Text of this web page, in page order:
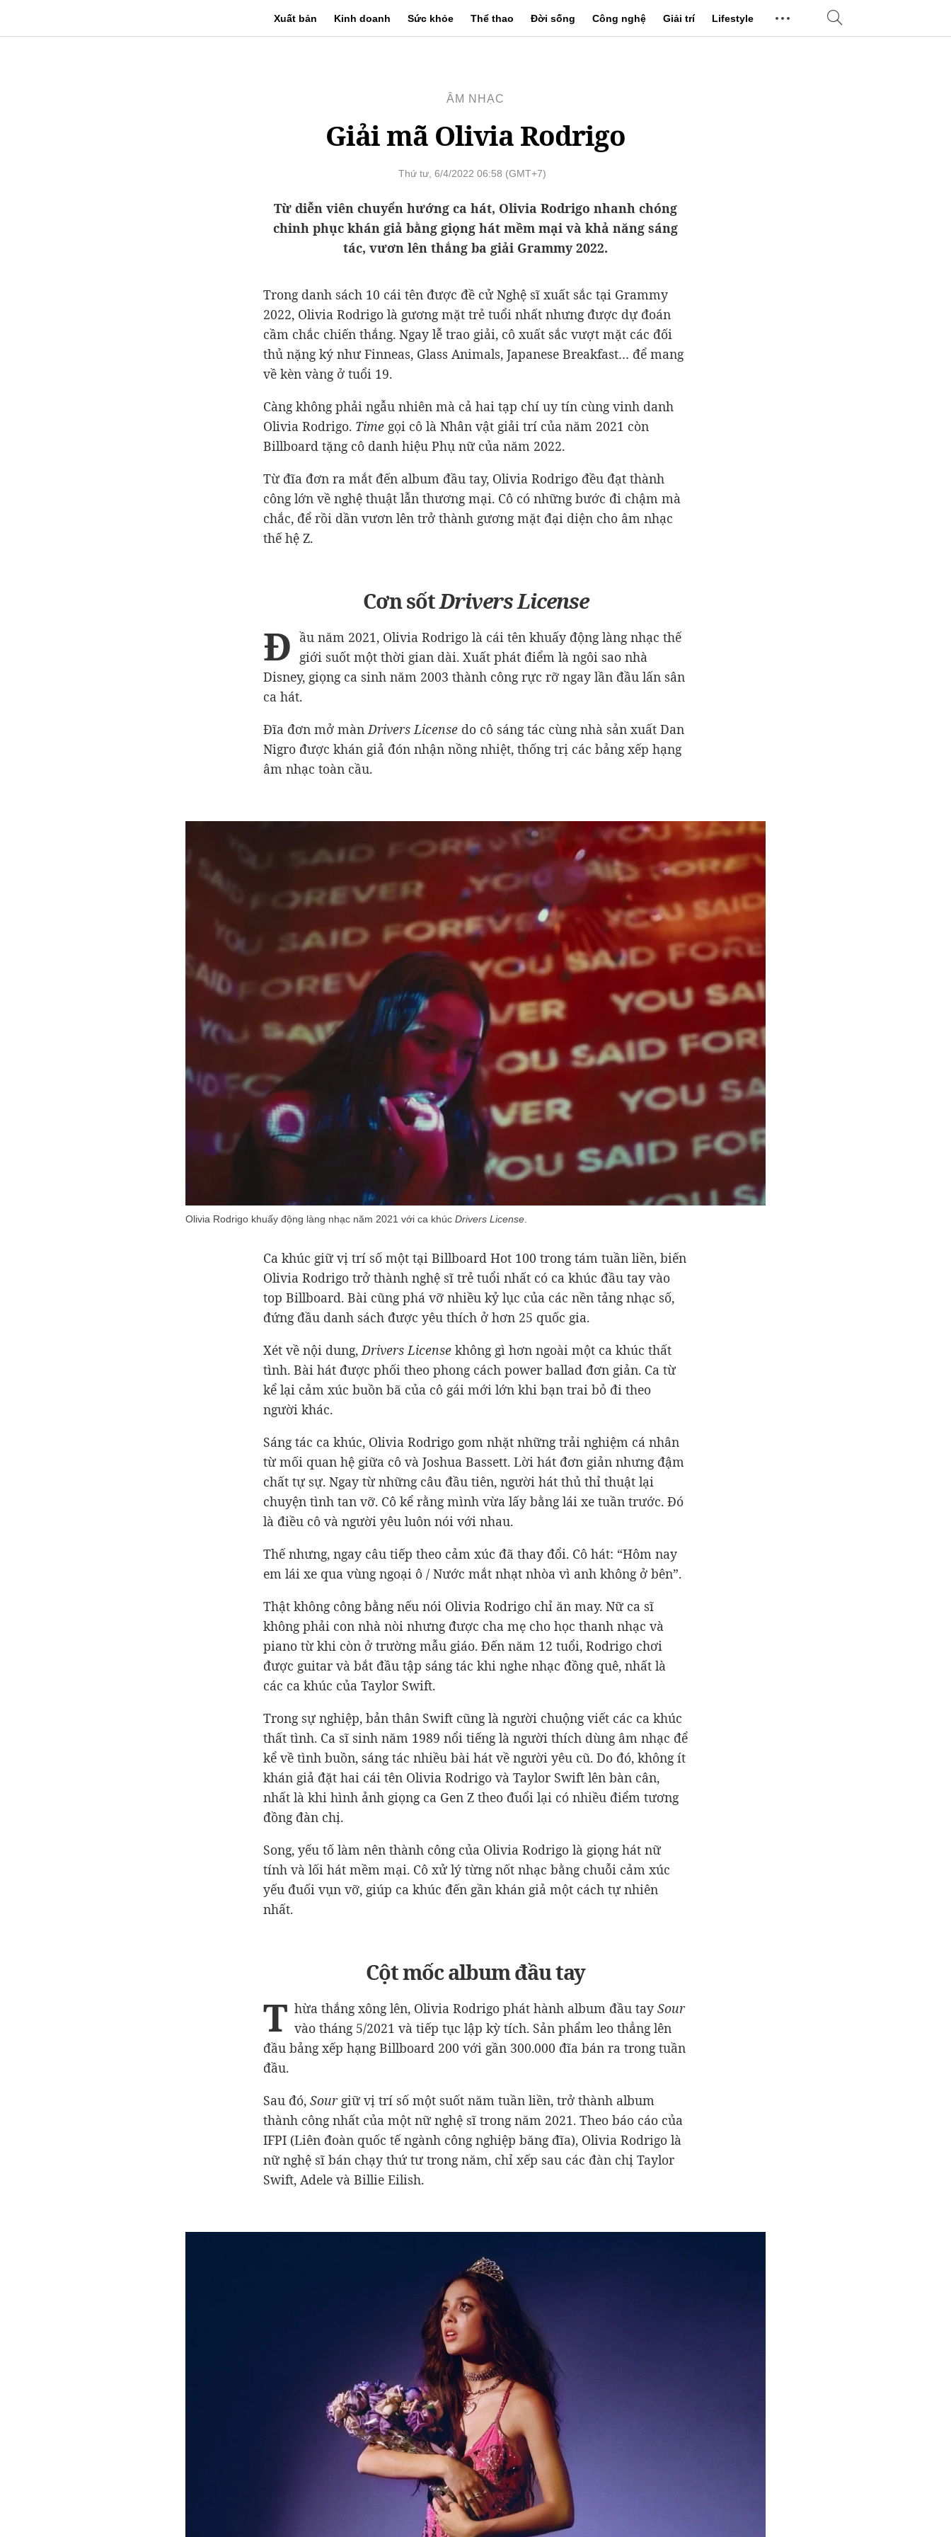
Xuất bản Kinh doanh Sức khỏe Thể thao Đời sống Công nghệ Giải trí Lifestyle
ÂM NHẠC
Giải mã Olivia Rodrigo
Thứ tư, 6/4/2022 06:58 (GMT+7)
Từ diễn viên chuyển hướng ca hát, Olivia Rodrigo nhanh chóng
chinh phục khán giả bằng giọng hát mềm mại và khả năng sáng
tác, vươn lên thắng ba giải Grammy 2022.
Trong danh sách 10 cái tên được đề cử Nghệ sĩ xuất sắc tại Grammy
2022, Olivia Rodrigo là gương mặt trẻ tuổi nhất nhưng được dự đoán
cầm chắc chiến thắng. Ngay lễ trao giải, cô xuất sắc vượt mặt các đối
thủ nặng ký như Finneas, Glass Animals, Japanese Breakfast… để mang
về kèn vàng ở tuổi 19.
Càng không phải ngẫu nhiên mà cả hai tạp chí uy tín cùng vinh danh
Olivia Rodrigo. Time gọi cô là Nhân vật giải trí của năm 2021 còn
Billboard tặng cô danh hiệu Phụ nữ của năm 2022.
Từ đĩa đơn ra mắt đến album đầu tay, Olivia Rodrigo đều đạt thành
công lớn về nghệ thuật lẫn thương mại. Cô có những bước đi chậm mà
chắc, để rồi dần vươn lên trở thành gương mặt đại diện cho âm nhạc
thế hệ Z.
Cơn sốtDrivers License
Đ ầu năm 2021, Olivia Rodrigo là cái tên khuấy động làng nhạc thế
giới suốt một thời gian dài. Xuất phát điểm là ngôi sao nhà
Disney, giọng ca sinh năm 2003 thành công rực rỡ ngay lần đầu lấn sân
ca hát.
Đĩa đơn mở mànDrivers License do cô sáng tác cùng nhà sản xuất Dan
Nigro được khán giả đón nhận nồng nhiệt, thống trị các bảng xếp hạng
âm nhạc toàn cầu.
Olivia Rodrigo khuấy động làng nhạc năm 2021 với ca khúc Drivers License
Ca khúc giữ vị trí số một tại Billboard Hot 100 trong tám tuần liền, biến
Olivia Rodrigo trở thành nghệ sĩ trẻ tuổi nhất có ca khúc đầu tay vào
top Billboard. Bài cũng phá vỡ nhiều kỷ lục của các nền tảng nhạc số,
đứng đầu danh sách được yêu thích ở hơn 25 quốc gia.
Xét về nội dung,Drivers License không gì hơn ngoài một ca khúc thất
tình. Bài hát được phối theo phong cách power ballad đơn giản. Ca từ
kể lại cảm xúc buồn bã của cô gái mới lớn khi bạn trai bỏ đi theo
người khác.
Sáng tác ca khúc, Olivia Rodrigo gom nhặt những trải nghiệm cá nhân
từ mối quan hệ giữa cô và Joshua Bassett. Lời hát đơn giản nhưng đậm
chất tự sự. Ngay từ những câu đầu tiên, người hát thủ thỉ thuật lại
chuyện tình tan vỡ. Cô kể rằng mình vừa lấy bằng lái xe tuần trước. Đó
là điều cô và người yêu luôn nói với nhau.
Thế nhưng, ngay câu tiếp theo cảm xúc đã thay đổi. Cô hát: “Hôm nay
em lái xe qua vùng ngoại ô / Nước mắt nhạt nhòa vì anh không ở bên”.
Thật không công bằng nếu nói Olivia Rodrigo chỉ ăn may. Nữ ca sĩ
không phải con nhà nòi nhưng được cha mẹ cho học thanh nhạc và
piano từ khi còn ở trường mẫu giáo. Đến năm 12 tuổi, Rodrigo chơi
được guitar và bắt đầu tập sáng tác khi nghe nhạc đồng quê, nhất là
các ca khúc của Taylor Swift.
Trong sự nghiệp, bản thân Swift cũng là người chuộng viết các ca khúc
thất tình. Ca sĩ sinh năm 1989 nổi tiếng là người thích dùng âm nhạc để
kể về tình buồn, sáng tác nhiều bài hát về người yêu cũ. Do đó, không ít
khán giả đặt hai cái tên Olivia Rodrigo và Taylor Swift lên bàn cân,
nhất là khi hình ảnh giọng ca Gen Z theo đuổi lại có nhiều điểm tương
đồng đàn chị.
Song, yếu tố làm nên thành công của Olivia Rodrigo là giọng hát nữ
tính và lối hát mềm mại. Cô xử lý từng nốt nhạc bằng chuỗi cảm xúc
yếu đuối vụn vỡ, giúp ca khúc đến gần khán giả một cách tự nhiên
nhất.
Cột mốc album đầu tay
T hừa thắng xông lên, Olivia Rodrigo phát hành album đầu tay Sour
vào tháng 5/2021 và tiếp tục lập kỳ tích. Sản phẩm leo thẳng lên
đầu bảng xếp hạng Billboard 200 với gần 300.000 đĩa bán ra trong tuần
đầu.
Sau đó, Sourgiữ vị trí số một suốt năm tuần liền, trở thành album
thành công nhất của một nữ nghệ sĩ trong năm 2021. Theo báo cáo của
IFPI (Liên đoàn quốc tế ngành công nghiệp băng đĩa), Olivia Rodrigo là
nữ nghệ sĩ bán chạy thứ tư trong năm, chỉ xếp sau các đàn chị Taylor
Swift, Adele và Billie Eilish.